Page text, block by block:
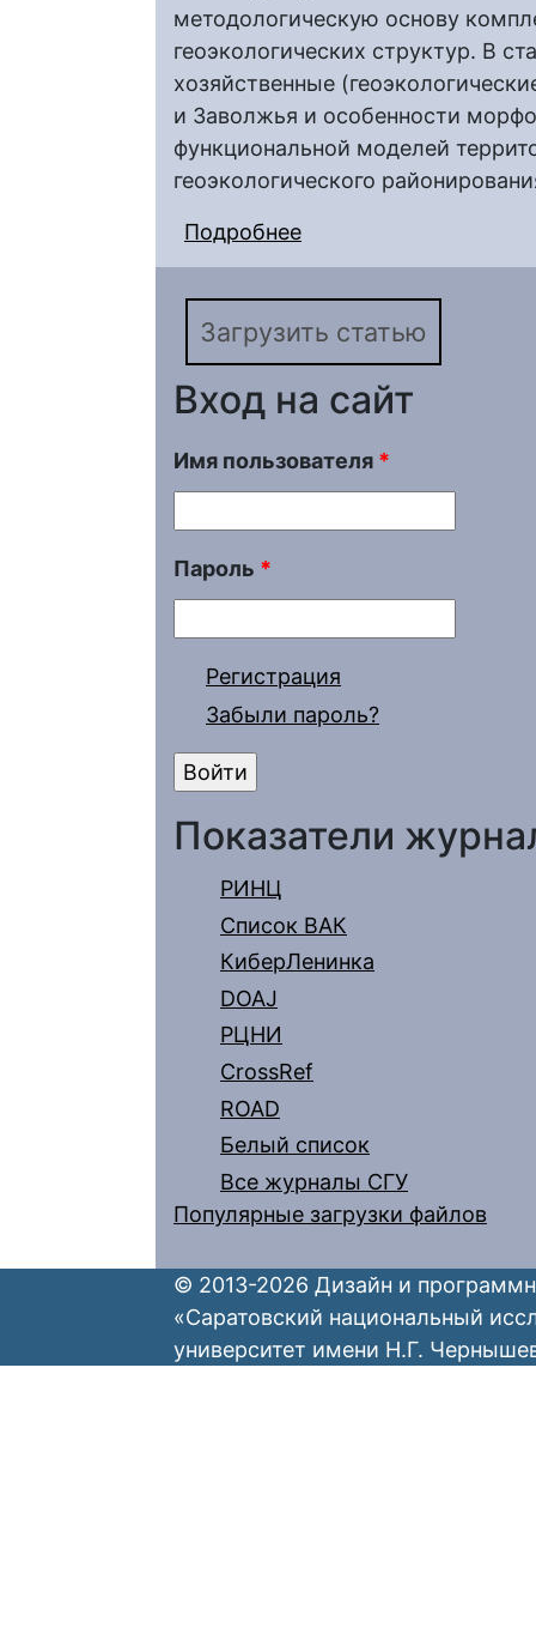
методологическую основу
геоэкологических структур. В
хозяйственные
и Заволжья и особенности
функциональной моделей
геоэкологического
Подробнее
региона на основе
ландшафтоведения
Загрузить статью
Вход на сайт
Имя пользователя *
Пароль *
Регистрация
Забыли пароль?
Показатели
РИНЦ
Список ВАК
КиберЛенинка
DOAJ
РЦНИ
CrossRef
ROAD
Белый список
Все журналы СГУ
Популярные загрузки файлов
© 2013-2026 Дизайн и
«Саратовский национальный
университет имени Н.Г.